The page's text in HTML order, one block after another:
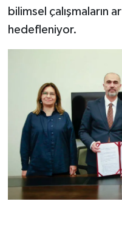
bilimsel çalışmaların
hedefleniyor.